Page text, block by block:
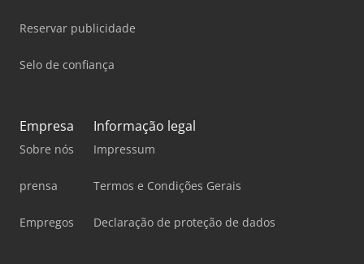
Reservar publicidade
Selo de confiança
Empresa
Sobre nós
prensa
Empregos
Informação legal
Impressum
Termos e Condições Gerais
Declaração de proteção de dados